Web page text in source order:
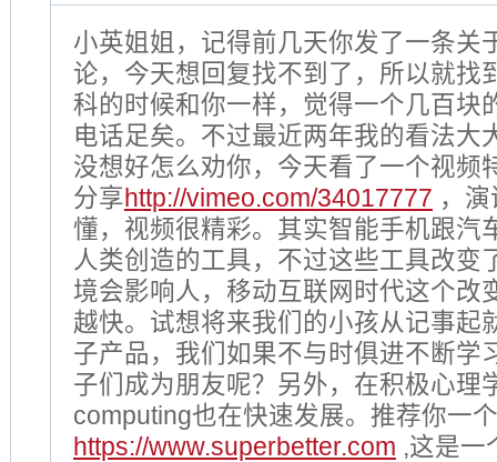
小英姐姐，记得前几天你发了一条关
论，今天想回复找不到了，所以就找
科的时候和你一样，觉得一个几百块
电话足矣。不过最近两年我的看法大
没想好怎么劝你，今天看了一个视频
分享http://vimeo.com/34017777 ，
懂，视频很精彩。其实智能手机跟汽
人类创造的工具，不过这些工具改变
境会影响人，移动互联网时代这个改
越快。试想将来我们的小孩从记事起
子产品，我们如果不与时俱进不断学
子们成为朋友呢？另外，在积极心理
computing也在快速发展。推荐你一
https://www.superbetter.com ,这是一